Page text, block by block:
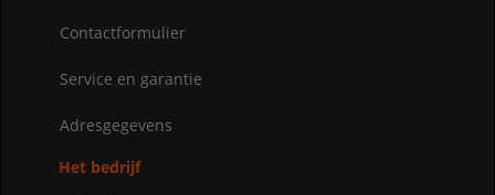
Contactformulier
Service en garantie
Adresgegevens
Het bedrijf